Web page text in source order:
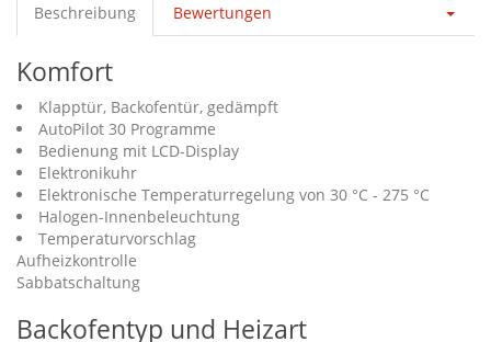
Beschreibung Bewertungen
Komfort
Klapptür, Backofentür, gedämpft
AutoPilot 30 Programme
Bedienung mit LCD-Display
Elektronikuhr
Elektronische Temperaturregelung von 30 °C - 275 °C
Halogen-Innenbeleuchtung
Temperaturvorschlag
Aufheizkontrolle
Sabbatschaltung
Backofentyp und Heizart